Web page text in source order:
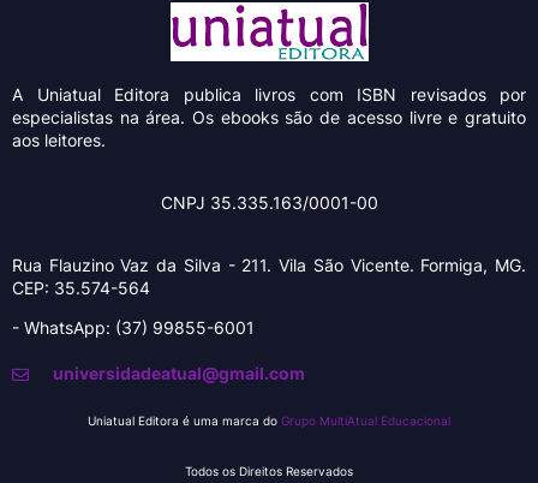
A Uniatual Editora publica livros com ISBN revisados por
especialistas na área. Os ebooks são de acesso livre e gratuito
aos leitores.
CNPJ 35.335.163/0001-00
Rua Flauzino Vaz da Silva - 211.Vila São Vicente. Formiga, MG.
CEP: 35.574-564
- WhatsApp: (37) 99855-6001
universidadeatual@gmail.com
Uniatual Editora é uma marca do Grupo MultiAtual Educacional
Todos os Direitos Reservados